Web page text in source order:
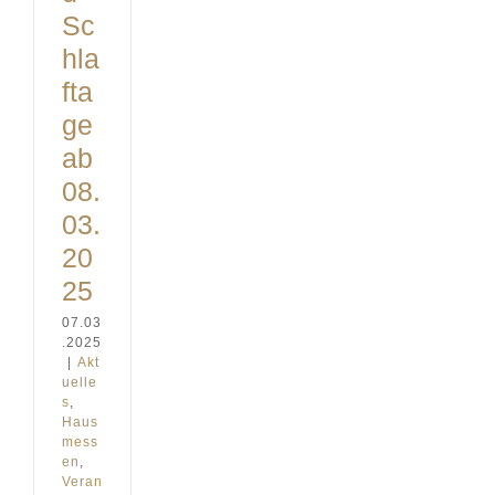
Sc
hla
fta
ge
ab
08.
03.
20
25
07.03
.2025
Akt
uelle
s,
Haus
mess
en ,
Veran